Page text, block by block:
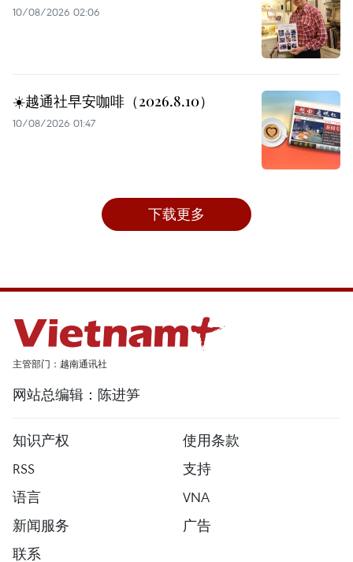
10/08/2026 02:06
☀️越通社早安咖啡（2026.8.10）
10/08/2026 01:47
下载更多
主管部门：越南通讯社
网站总编辑：陈进笋
知识产权
使用条款
RSS
支持
语言
VNA
新闻服务
广告
联系